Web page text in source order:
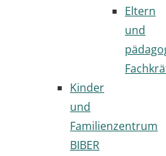
Eltern
und
Kinder
und
Familienzentrum
BIBER